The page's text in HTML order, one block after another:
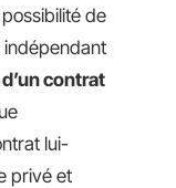
de
indépendant
contrat
lui-
privé et